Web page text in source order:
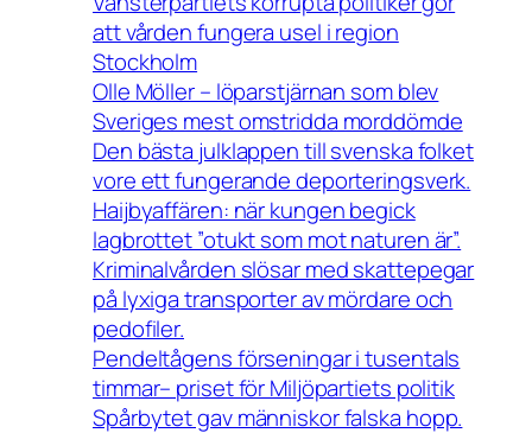
att vården fungera usel i region
Stockholm
Olle Möller – löparstjärnan som blev
Sveriges mest omstridda morddömde
Den bästa julklappen till svenska folket
vore ett fungerande deporteringsverk.
Haijbyaffären: när kungen begick
lagbrottet ”otukt som mot naturen är”.
Kriminalvården slösar med skattepegar
på lyxiga transporter av mördare och
pedofiler.
Pendeltågens förseningar i tusentals
timmar– priset för Miljöpartiets politik
Spårbytet gav människor falska hopp.